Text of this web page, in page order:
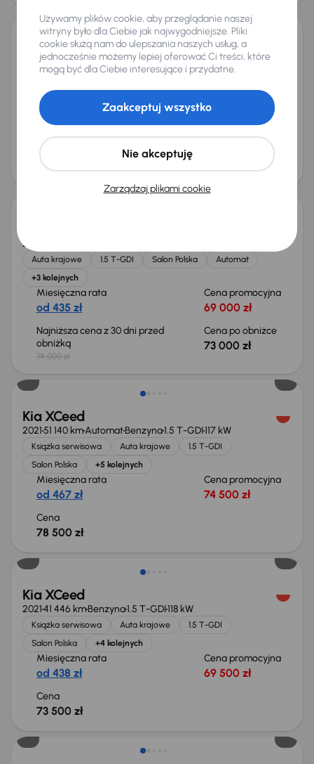
Kia XCeed
202171 606 kmAutomat Benzyna 1.5 T-GDI 118 kW
Auta krajowe
Miesięczna rata
od 458 zł
Cena promocyjna
73 000 zł
Cena
77 000 zł
Taniej o 1 000 zł
2021
Auta krajowe 1.5 T-GDI Salon Polska
Automat
+3 kolejnych
Miesięczna rata
od 435 zł
Cena promocyjna
69 000 zł
Najniższa cena z 30 dni przed
obniżką
74 000 zł
Cena po obniżce
73 000 zł
Kia XCeed
202151 140 kmAutomatBenzyna1.5 T-GDI117 kW
Książka serwisowa Auta krajowe
1.5 T-GDI
Salon Polska
+5 kolejnych
Miesięczna rata
od 467 zł
Cena promocyjna
74 500 zł
Cena
78 500 zł
Kia XCeed
202141 446 kmBenzyna1.5 T-GDI118 kW
Książka serwisowa Auta krajowe
1.5 T-GDI
Salon Polska
+4 kolejnych
Miesięczna rata
od 438 zł
Cena promocyjna
69 500 zł
Cena
73 500 zł
Taniej o 1 000 zł
Używamy plików cookie, aby przeglądanie naszej
witryny było dla Ciebie jak najwygodniejsze. Pliki
cookie służą nam do ulepszania naszych usług, a
jednocześnie możemy lepiej oferować Ci treści, które
mogą być dla Ciebie interesujące i przydatne.
Zarządzaj plikami cookie
Nie akceptuję
Zaakceptuj wszystko